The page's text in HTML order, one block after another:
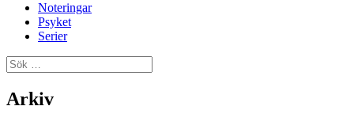
Noteringar
Psyket
Serier
Sök
efter:
Arkiv